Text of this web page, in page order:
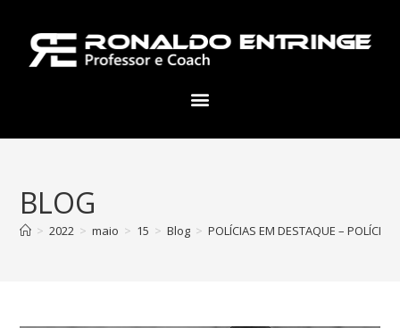
BLOG
> 2022 > maio > 15 > Blog > POLÍCIAS EM DESTAQUE – POLÍCIA